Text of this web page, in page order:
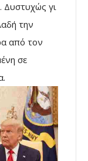
Δυστυχώς γι
την
από τον
σε